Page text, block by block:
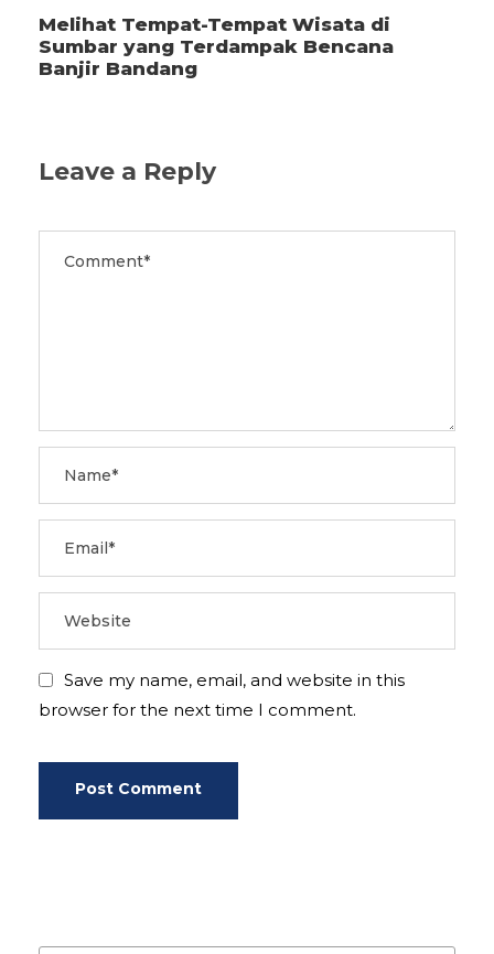
Melihat Tempat-Tempat Wisata di
Sumbar yang Terdampak Bencana
Banjir Bandang
Leave a Reply
Save my name, email, and website in this
browser for the next time I comment.